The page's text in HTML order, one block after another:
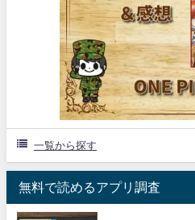
一覧から探す
無料で読めるアプリ調査